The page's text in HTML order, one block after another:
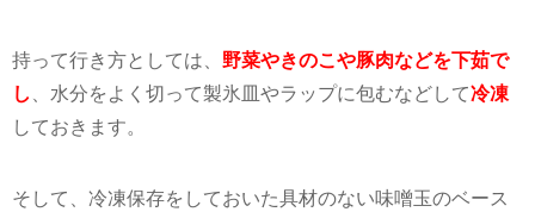
持って行き方としては、 野菜やきのこや豚肉などを下茹で
し
、水分をよく切って製氷皿やラップに包むなどして冷凍
しておきます。
そして、冷凍保存をしておいた具材のない味噌玉のベース